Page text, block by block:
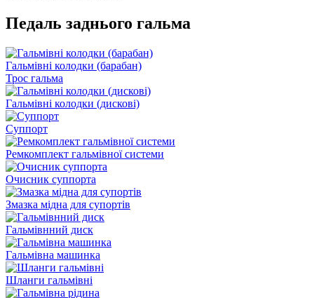
Педаль заднього гальма
Гальмівні колодки (барабан)
Трос гальма
Гальмівні колодки (дискові)
Суппорт
Ремкомплект гальмівної системи
Очисник суппорта
Змазка мідна для супортів
Гальмівнний диск
Гальмівна машинка
Шланги гальмівні